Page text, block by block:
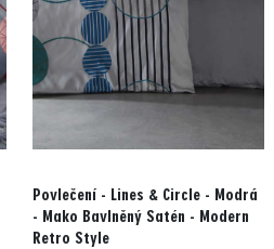
Povlečení - Lines & Circle - Modrá
- Mako Bavlněný Satén - Modern
Retro Style